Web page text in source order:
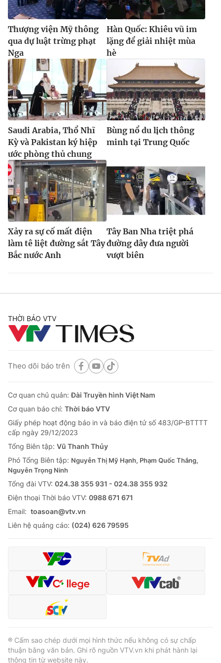
Thượng viện Mỹ thông
qua dự luật trừng phạt
Nga
Hàn Quốc: Khiêu vũ im
lặng để giải nhiệt mùa
hè
Saudi Arabia, Thổ Nhĩ
Kỳ và Pakistan ký hiệp
ước phòng thủ chung
Bùng nổ du lịch thông
minh tại Trung Quốc
Xảy ra sự cố mất điện
làm tê liệt đường sắt Tây
Bắc nước Anh
Tây Ban Nha triệt phá
đường dây đưa người
vượt biên
THỜI BÁO VTV
Theo dõi báo trên
Cơ quan chủ quản:Đài Truyền hình Việt Nam
Cơ quan báo chí: Thời báo VTV
Giấy phép hoạt động báo in và báo điện tử số 483/GP-BTTTT
cấp ngày 29/12/2023
Tổng Biên tập: Vũ Thanh Thủy
Phó Tổng Biên tập: Nguyễn Thị Mỹ Hạnh, Phạm Quốc Thắng,
Nguyễn Trọng Ninh
Tổng đài VTV: 024.38 355 931 - 024.38 355 932
Ðiện thoại Thời báo VTV: 0988 671 671
Email: toasoan@vtv.vn
Liên hệ quảng cáo: (024) 626 79595
® Cấm sao chép dưới mọi hình thức nếu không có sự chấp
thuận bằng văn bản. Ghi rõ nguồn VTV.vn khi phát hành lại
thông tin từ website này.